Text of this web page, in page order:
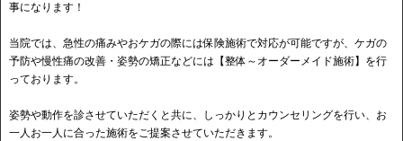
事になります！
当院では、急性の痛みやおケガの際には保険施術で対応が可能ですが、ケガの
予防や慢性痛の改善・姿勢の矯正などには【整体～オーダーメイド施術】を行
っております。
姿勢や動作を診させていただくと共に、しっかりとカウンセリングを行い、お
一人お一人に合った施術をご提案させていただきます。